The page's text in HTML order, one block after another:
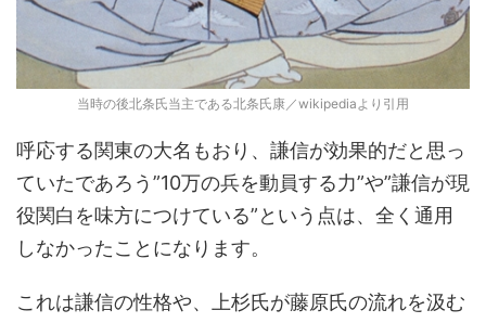
当時の後北条氏当主である北条氏康／wikipediaより引用
呼応する関東の大名もおり、謙信が効果的だと思っ
ていたであろう”10万の兵を動員する力”や”謙信が現
役関白を味方につけている”という点は、全く通用
しなかったことになります。
これは謙信の性格や、上杉氏が藤原氏の流れを汲む